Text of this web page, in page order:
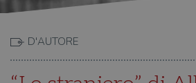
D'AUTORE